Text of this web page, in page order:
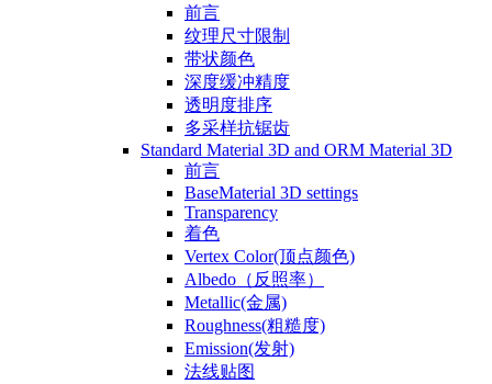
前言
纹理尺寸限制
带状颜色
深度缓冲精度
透明度排序
多采样抗锯齿
Standard Material 3D and ORM Material 3D
前言
BaseMaterial 3D settings
Transparency
着色
Vertex Color(顶点颜色)
Albedo（反照率）
Metallic(金属)
Roughness(粗糙度)
Emission(发射)
法线贴图